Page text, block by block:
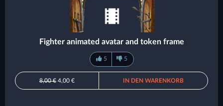
Fighter animated avatar and token frame
5 5
8,00 € 4,00 € IN DEN WARENKORB